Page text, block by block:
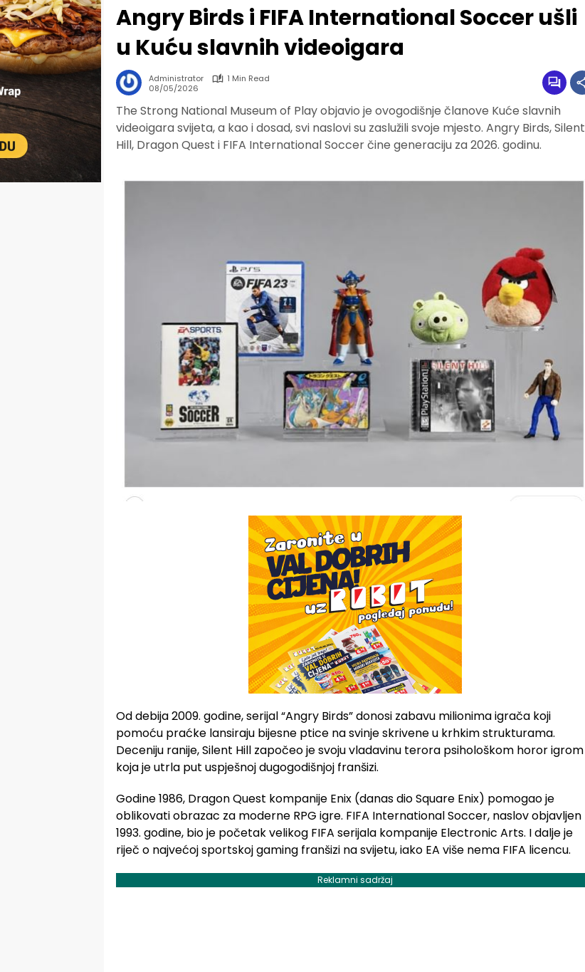
Angry Birds i FIFA International Soccer ušli
u Kuću slavnih videoigara
Administrator
1 Min Read
08/05/2026
The Strong National Museum of Play objavio je ovogodišnje članove Kuće slavnih
videoigara svijeta, a kao i dosad, svi naslovi su zaslužili svoje mjesto. Angry Birds, Silent
Hill, Dragon Quest i FIFA International Soccer čine generaciju za 2026. godinu.
Od debija 2009. godine, serijal “Angry Birds” donosi zabavu milionima igrača koji
pomoću praćke lansiraju bijesne ptice na svinje skrivene u krhkim strukturama.
Deceniju ranije, Silent Hill započeo je svoju vladavinu terora psihološkom horor igrom
koja je utrla put uspješnoj dugogodišnjoj franšizi.
Godine 1986, Dragon Quest kompanije Enix (danas dio Square Enix) pomogao je
oblikovati obrazac za moderne RPG igre. FIFA International Soccer, naslov objavljen
1993. godine, bio je početak velikog FIFA serijala kompanije Electronic Arts. I dalje je
riječ o najvećoj sportskoj gaming franšizi na svijetu, iako EA više nema FIFA licencu.
Reklamni sadržaj